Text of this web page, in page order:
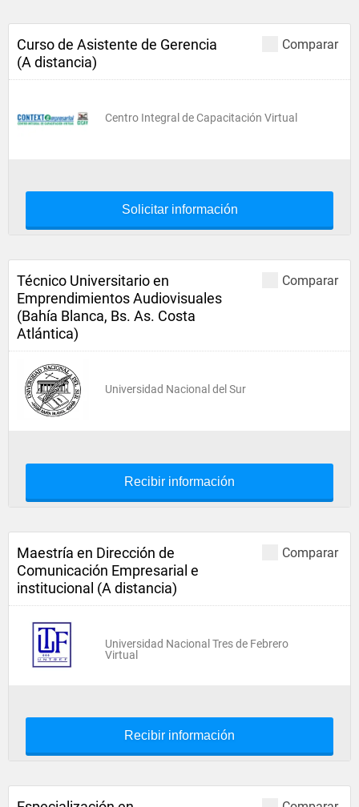
Comparar
Curso de Asistente de Gerencia
(A distancia)
Centro Integral de Capacitación Virtual
Solicitar información
Comparar
Técnico Universitario en
Emprendimientos Audiovisuales
(Bahía Blanca, Bs. As. Costa
Atlántica)
Universidad Nacional del Sur
Recibir información
Comparar
Maestría en Dirección de
Comunicación Empresarial e
institucional (A distancia)
Universidad Nacional Tres de Febrero
Virtual
Recibir información